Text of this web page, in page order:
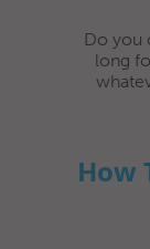
Do you
long
How